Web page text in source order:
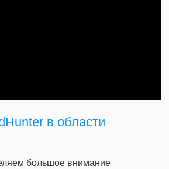
в области
большое внимание